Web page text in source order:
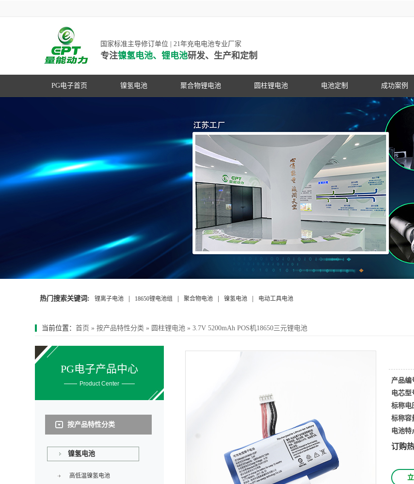
国家标准主导修订单位 | 21年充电电池专业厂家
专注镍氢电池、锂电池研发、生产和定制
PG电子首页 镍氢电池 聚合物锂电池 圆柱锂电池 电池定制 成功案例
超低自放电镍氢电池
动力镍氢电池
PG游戏官网是镍氢电池国家标准主导
修订单位，并参与多项锂电池行业国
动力聚合物锂电池
数码聚合物锂电池
PG游戏官网是镍氢电池国家标准主导
修订单位，并参与多项锂电池行业国
家标准的制定
数码锂电池
PG游戏官网是镍氢电池
修订单位，并参与多项锂
家标准的制定
数码电子
医疗设备
蓝牙音响
储能灯具
PG电子动态
行业资讯
常见问答
技术支持
热门搜索关键词: 锂离子电池 18650锂电池组 聚合物电池 镍氢电池 电动工具电池
当前位置： 首页 » 按产品特性分类 » 圆柱锂电池 » 3.7V 5200mAh POS机18650三元锂电池
产品编
电芯型
标称电
标称容
电池特
订购热
PG电子产品中心
Product Center
按产品特性分类
镍氢电池
高低温镍氢电池